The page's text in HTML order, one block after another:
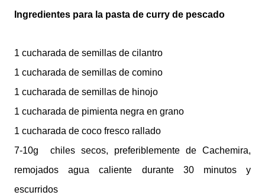
Ingredientes para la pasta de curry de pescado
1 cucharada de semillas de cilantro
1 cucharada de semillas de comino
1 cucharada de semillas de hinojo
1 cucharada de pimienta negra en grano
1 cucharada de coco fresco rallado
7-10g
chiles secos, preferiblemente de Cachemira,
remojados agua caliente durante 30 minutos y
escurridos